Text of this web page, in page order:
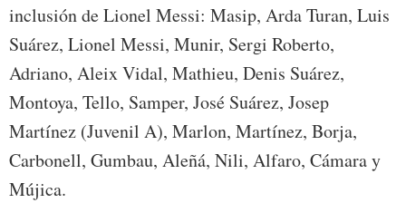
inclusión de Lionel Messi: Masip, Arda Turan, Luis
Suárez, Lionel Messi, Munir, Sergi Roberto,
Adriano, Aleix Vidal, Mathieu, Denis Suárez,
Montoya, Tello, Samper, José Suárez, Josep
Martínez (Juvenil A), Marlon, Martínez, Borja,
Carbonell, Gumbau, Aleñá, Nili, Alfaro, Cámara y
Mújica.